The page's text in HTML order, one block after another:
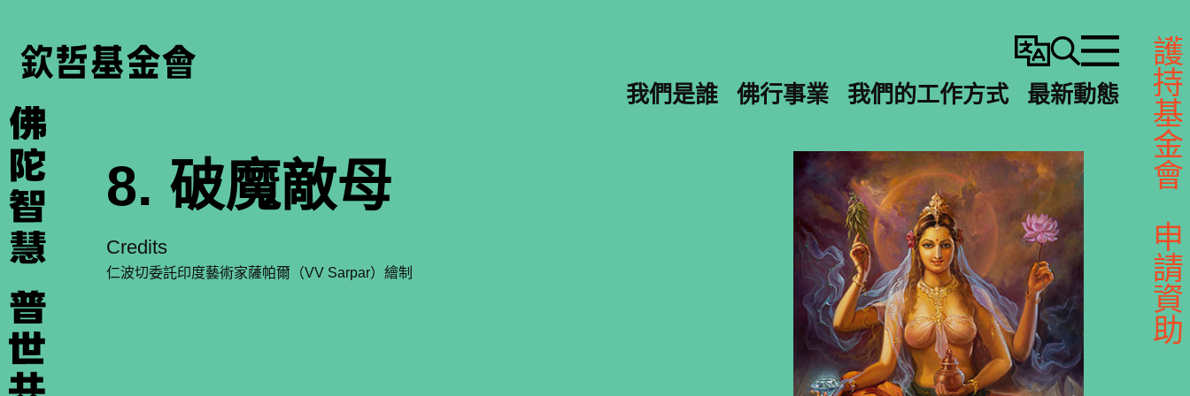
變
搜
選
我們是誰 佛行事業 我們的工作方式 最新動態
8. 破魔敵母
Credits
仁波切委託印度藝術家薩帕爾（VV Sarpar）繪制
護持基金會
申請資助